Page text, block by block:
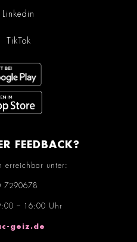
Linkedin
TikTok
FEEDBACK?
erreichbar unter:
7290678
– 16:00 Uhr
geiz.de